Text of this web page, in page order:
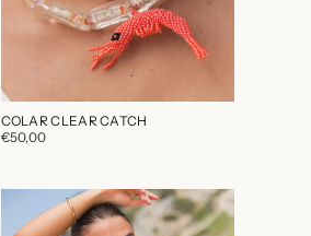
COLAR CLEAR CATCH
€50,00